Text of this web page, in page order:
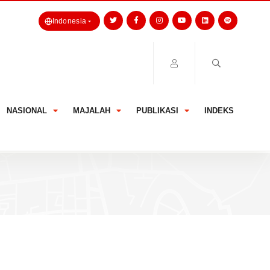
Indonesia
NASIONAL MAJALAH PUBLIKASI INDEKS